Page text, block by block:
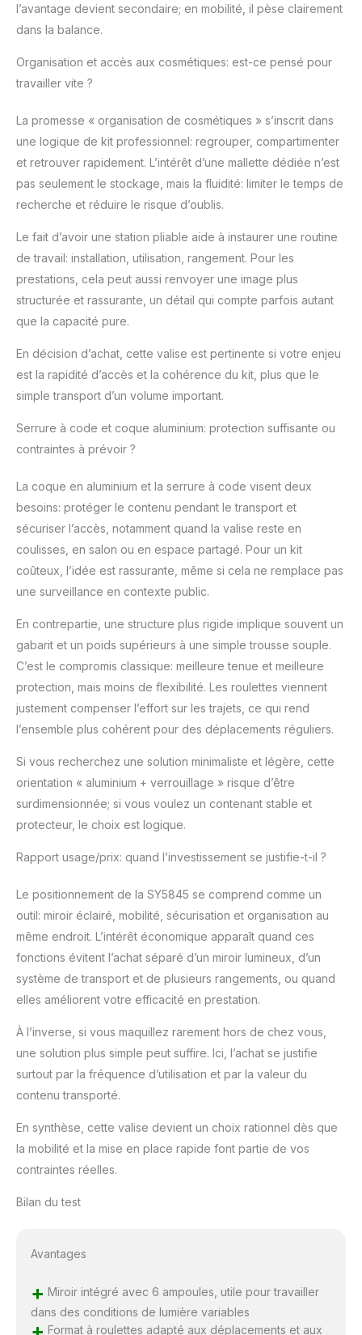
taille du gadget, vous
pour les articles. Le
grand fond permet
les cosmétiques et les
outils pour les ongles.
Parfait pour les
professionnels, les
coiffeurs, les
tatoueurs 4 Hauteur
Réglable: Les 4 pieds
détachables peuvent
être installés et ajustés
pour maintenir la valise
80 cm / 83,5 cm du sol,
il vous suffit d'appuyer
sur un bouton
pour ajuster
multiples sont
travail et votre vie ; les
pieds en forme de bol
sont également
réglables pour
irréguliers. Idéal pour
les salons de coiffure,
les centres
commerciaux, les
maquilleurs
indépendants et les
compétitions de danse
Roues Détachables à
360°: La station de
équipée de quatre
roues universelles, qui
sont alignées avec les
boucles des deux
installation fixe.
les boutons des deux
côtés et tirez en même
temps pour démonter.
Il peut également être
tourné à 360° de
manière flexible, ce qui
pour le travail ou les
voyages Sécurité: Pour
possède un serrure à
combinaison qui peut
conséquent, les
cosmétiques, vos
voyage de beauté
l’avantage devient secondaire; en mobilité, il pèse clairement
dans la balance.
Organisation et accès aux cosmétiques: est-ce pensé pour
travailler vite ?
La promesse « organisation de cosmétiques » s’inscrit dans
une logique de kit professionnel: regrouper, compartimenter
et retrouver rapidement. L’intérêt d’une mallette dédiée n’est
pas seulement le stockage, mais la fluidité: limiter le temps de
recherche et réduire le risque d’oublis.
Le fait d’avoir une station pliable aide à instaurer une routine
de travail: installation, utilisation, rangement. Pour les
prestations, cela peut aussi renvoyer une image plus
structurée et rassurante, un détail qui compte parfois autant
que la capacité pure.
En décision d’achat, cette valise est pertinente si votre enjeu
est la rapidité d’accès et la cohérence du kit, plus que le
simple transport d’un volume important.
Serrure à code et coque aluminium: protection suffisante ou
contraintes à prévoir ?
La coque en aluminium et la serrure à code visent deux
besoins: protéger le contenu pendant le transport et
sécuriser l’accès, notamment quand la valise reste en
coulisses, en salon ou en espace partagé. Pour un kit
coûteux, l’idée est rassurante, même si cela ne remplace pas
une surveillance en contexte public.
En contrepartie, une structure plus rigide implique souvent un
gabarit et un poids supérieurs à une simple trousse souple.
C’est le compromis classique: meilleure tenue et meilleure
protection, mais moins de flexibilité. Les roulettes viennent
justement compenser l’effort sur les trajets, ce qui rend
l’ensemble plus cohérent pour des déplacements réguliers.
Si vous recherchez une solution minimaliste et légère, cette
orientation « aluminium + verrouillage » risque d’être
surdimensionnée; si vous voulez un contenant stable et
protecteur, le choix est logique.
Rapport usage/prix: quand l’investissement se justifie-t-il ?
Le positionnement de la SY5845 se comprend comme un
outil: miroir éclairé, mobilité, sécurisation et organisation au
même endroit. L’intérêt économique apparaît quand ces
fonctions évitent l’achat séparé d’un miroir lumineux, d’un
système de transport et de plusieurs rangements, ou quand
elles améliorent votre efficacité en prestation.
À l’inverse, si vous maquillez rarement hors de chez vous,
une solution plus simple peut suffire. Ici, l’achat se justifie
surtout par la fréquence d’utilisation et par la valeur du
contenu transporté.
En synthèse, cette valise devient un choix rationnel dès que
la mobilité et la mise en place rapide font partie de vos
contraintes réelles.
Bilan du test
Avantages
+ Miroir intégré avec 6 ampoules, utile pour travailler
dans des conditions de lumière variables
Format à roulettes adapté aux déplacements et aux